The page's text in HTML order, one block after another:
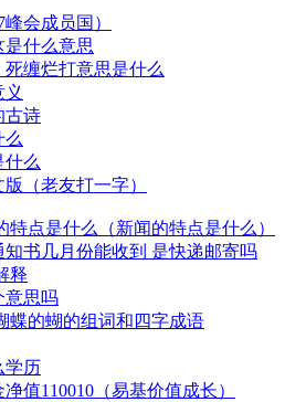
会成员国）
什么意思
缠烂打意思是什么
古诗
么
什么
（老友打一字）
特点是什么（新闻的特点是什么）
知书几月份能收到 是快递邮寄吗
释
意思吗
蝶的蝴的组词和四字成语
学历
值110010（易基价值成长）